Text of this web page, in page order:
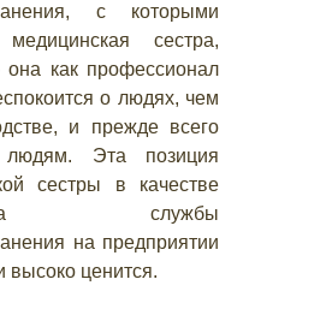
с которыми
медицинская сестра,
она как профессионал
о людях, чем
и прежде всего
людям. Эта позиция
сестры в качестве
службы
на предприятии
высоко ценится.